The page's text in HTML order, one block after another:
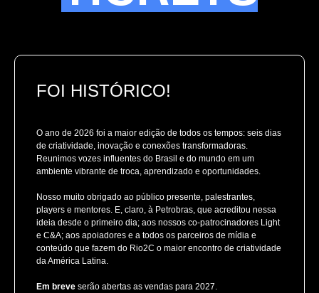
FOI HISTÓRICO!
O ano de 2026 foi a maior edição de todos os tempos: seis dias
de criatividade, inovação e conexões transformadoras.
Reunimos vozes influentes do Brasil e do mundo em um
ambiente vibrante de troca, aprendizado e oportunidades.
Nosso muito obrigado ao público presente, palestrantes,
players e mentores. E, claro, à Petrobras, que acreditou nessa
ideia desde o primeiro dia; aos nossos co-patrocinadores Light
e C&A; aos apoiadores e a todos os parceiros de mídia e
conteúdo que fazem do Rio2C o maior encontro de criatividade
da América Latina.
Em breve serão abertas as vendas para 2027.